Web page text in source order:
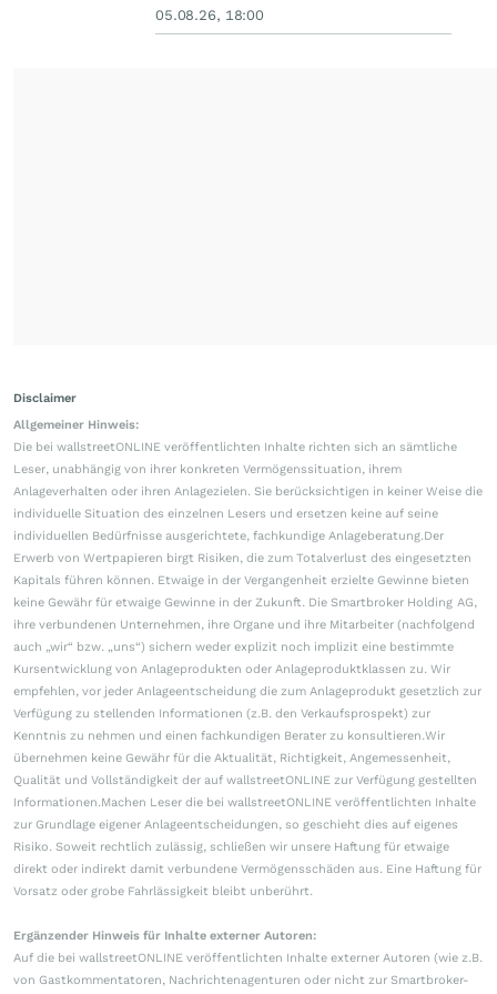
05.08.26, 18:00
Disclaimer
Allgemeiner Hinweis:
Die bei wallstreetONLINE veröffentlichten Inhalte richten sich an sämtliche
Leser, unabhängig von ihrer konkreten Vermögenssituation, ihrem
Anlageverhalten oder ihren Anlagezielen. Sie berücksichtigen in keiner Weise die
individuelle Situation des einzelnen Lesers und ersetzen keine auf seine
individuellen Bedürfnisse ausgerichtete, fachkundige Anlageberatung.Der
Erwerb von Wertpapieren birgt Risiken, die zum Totalverlust des eingesetzten
Kapitals führen können. Etwaige in der Vergangenheit erzielte Gewinne bieten
keine Gewähr für etwaige Gewinne in der Zukunft. Die Smartbroker Holding AG,
ihre verbundenen Unternehmen, ihre Organe und ihre Mitarbeiter (nachfolgend
auch „wir“ bzw. „uns“) sichern weder explizit noch implizit eine bestimmte
Kursentwicklung von Anlageprodukten oder Anlageproduktklassen zu. Wir
empfehlen, vor jeder Anlageentscheidung die zum Anlageprodukt gesetzlich zur
Verfügung zu stellenden Informationen (z.B. den Verkaufsprospekt) zur
Kenntnis zu nehmen und einen fachkundigen Berater zu konsultieren.Wir
übernehmen keine Gewähr für die Aktualität, Richtigkeit, Angemessenheit,
Qualität und Vollständigkeit der auf wallstreetONLINE zur Verfügung gestellten
Informationen.Machen Leser die bei wallstreetONLINE veröffentlichten Inhalte
zur Grundlage eigener Anlageentscheidungen, so geschieht dies auf eigenes
Risiko. Soweit rechtlich zulässig, schließen wir unsere Haftung für etwaige
direkt oder indirekt damit verbundene Vermögensschäden aus. Eine Haftung für
Vorsatz oder grobe Fahrlässigkeit bleibt unberührt.
Ergänzender Hinweis für Inhalte externer Autoren:
Auf die bei wallstreetONLINE veröffentlichten Inhalte externer Autoren (wie z.B.
von Gastkommentatoren, Nachrichtenagenturen oder nicht zur Smartbroker-